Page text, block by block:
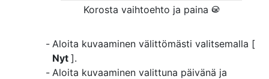
Korosta vaihtoehto ja paina J
Aloita kuvaaminen välittömästi valitsemalla [
Nyt ].
Aloita kuvaaminen valittuna päivänä ja